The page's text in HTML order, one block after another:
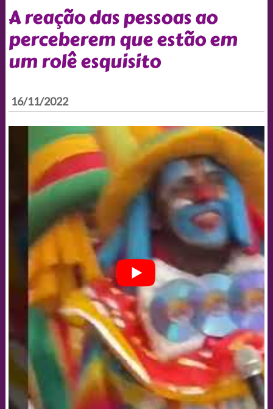
A reação das pessoas ao
perceberem que estão em
um rolê esquisito
16/11/2022